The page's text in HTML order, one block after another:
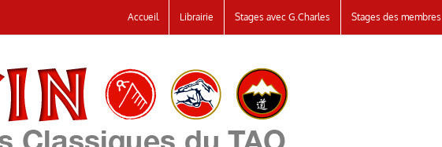
Accueil Librairie Stages avec G.Charles Stages des membres